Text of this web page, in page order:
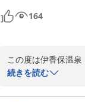
伊香保温泉 ホテル
164
この度は伊香保温
うございます。
変嬉しく存じます
続きを読む